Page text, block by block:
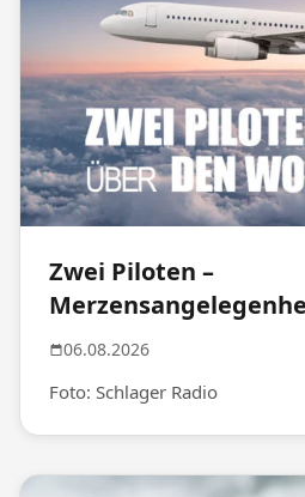
Zwei Piloten –
06.08.2026
Foto: Schlager Radio